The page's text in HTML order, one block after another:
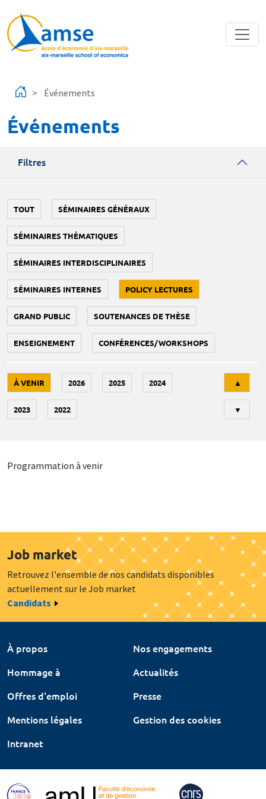
Événements
Événements
Filtres
TOUT SÉMINAIRES GÉNÉRAUX
SÉMINAIRES THÉMATIQUES
SÉMINAIRES INTERDISCIPLINAIRES
SÉMINAIRES INTERNES POLICY LECTURES
GRAND PUBLIC SOUTENANCES DE THÈSE
ENSEIGNEMENT CONFÉRENCES/WORKSHOPS
À VENIR 2026 2025 2024
2023 2022
▲
▼
Programmation à venir
Job market
Retrouvez l'ensemble de nos candidats disponibles
actuellement sur le Job market
Candidats
À propos
Nos engagements
Hommage à
Actualités
Offres d'emploi
Presse
Mentions légales
Gestion des cookies
Intranet